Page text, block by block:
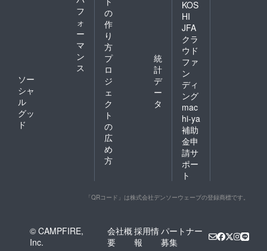
フ
ォ
ー
マ
ン
ス
ソー
シャ
ル
グッ
ド
の
作
り
方
プ
ロ
ジ
ェ
ク
ト
の
広
め
方
統
計
デ
ー
タ
KOS
HI
JFA
クラ
ウド
ファ
ン
ディ
ング
mac
hi-ya
補助
金申
請サ
ポー
ト
「QRコード」は株式会社デンソーウェーブの登録商標です。
© CAMPFIRE,
Inc.
会社概
要
採用情
報
パートナー
募集